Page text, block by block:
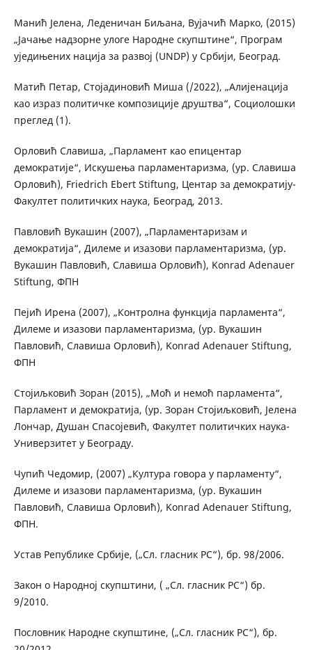
Манић Јелена, Леденичан Биљана, Вујачић Марко, (2015)
„Јачање надзорне улоге Народне скупштине“, Програм
уједињених нација за развој (UNDP) у Србији, Београд.
Матић Петар, Стојадиновић Миша (/2022), „Алијенација
као израз политичке композиције друштва“, Социолошки
преглед (1).
Орловић Славиша, „Парламент као епицентар
демократије“, Искушења парламентаризма, (ур. Славиша
Орловић), Friedrich Ebert Stiftung, Центар за демократију-
Факултет политичких наука, Београд, 2013.
Павловић Вукашин (2007), „Парламентаризам и
демократија“, Дилеме и изазови парламентаризма, (ур.
Вукашин Павловић, Славиша Орловић), Konrad Adenauer
Stiftung, ФПН
Пејић Ирена (2007), „Контролна функција парламента“,
Дилеме и изазови парламентаризма, (ур. Вукашин
Павловић, Славиша Орловић), Konrad Adenauer Stiftung,
ФПН
Стојиљковић Зоран (2015), „Моћ и немоћ парламента“,
Парламент и демократија, (ур. Зоран Стојиљковић, Јелена
Лончар, Душан Спасојевић, Факултет политичких наука-
Универзитет у Београду.
Чупић Чедомир, (2007) „Култура говора у парламенту“,
Дилеме и изазови парламентаризма, (ур. Вукашин
Павловић, Славиша Орловић), Konrad Adenauer Stiftung,
ФПН.
Устав Републике Србије, („Сл. гласник РС“), бр. 98/2006.
Закон о Народној скупштини, ( „Сл. гласник РС“) бр.
9/2010.
Пословник Народне скупштине, („Сл. гласник РС“), бр.